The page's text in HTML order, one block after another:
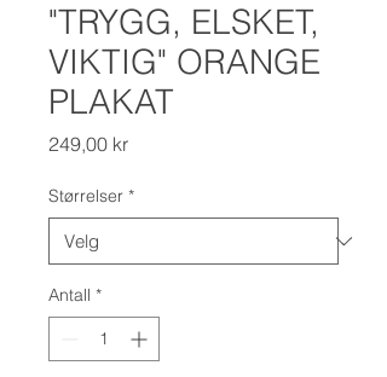
"TRYGG, ELSKET,
VIKTIG" ORANGE
PLAKAT
249,00 krPris
Størrelser *
Antall *